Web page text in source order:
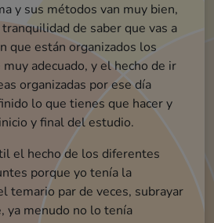
y sus métodos van muy bien,
de saber que vas a
que están organizados los
adecuado, y el hecho de ir
organizadas por ese día
lo que tienes que hacer y
y final del estudio.
el hecho de los diferentes
porque yo tenía la
temario par de veces, subrayar
ya menudo no lo tenía
aux adm gene)
que habéis realizado es una pasada.
estudies.
(opositora mossos)
una manera dinámica, a mi me cuesta un poco la comprensión total de la lectura en catalán por falta de costumbres, pero gracias a los videos resumenes me facilita el entendimiento y al tratarse de vídeos de corta duración no permite que te agobies. Por mi experiencia este método es el que mejor me funciona.
Cristian (opositor mossos)
La metodología me parece muy buena. Nunca
antes había estudiado así la verdad. Se repiten
muchas veces los conceptos, aspecto que ayuda a
interiorizarlos.[...]
La parte de desengranaje esta genial, puesto
acabas de asimilar todos los conocimientos
cada tema y además, después tienes el
para acabar de ver si algún concepto no te
claro.
voy a engañar, es una metodología que
dedicar muchas horas y requiere de
esfuerzo ( pero bueno, quien algo quiere
le cuesta). A destacar, el hecho de tener
establecidos estas más concentrado en
Sergi (opositor aux. adm. ajuntament)
Muy buena sensación por ahora. Enhorabuena
Carlos (opositor Guardia Urbana)
ME GUSTA!!!!! Lo has enfocado muy muy bien
para que cada alumno pueda acceder al curso con
el tiempo disponible! 💪💪